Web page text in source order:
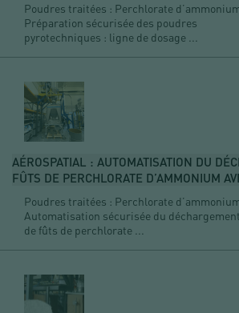
Poudres traitées : Perchlorate
Préparation sécurisée des poudres
pyrotechniques : ligne de dosage ...
AÉROSPATIAL : AUTOMATISATION DU
FÛTS DE PERCHLORATE D’AMMONIUM
Poudres traitées : Perchlorate
Automatisation sécurisée du déchargement
de fûts de perchlorate ...